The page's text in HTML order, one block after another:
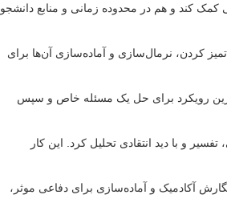
کند و هم در محدوده زمانی و منابع دانشجو
کردن، نرمال‌سازی و آماده‌سازی آن‌ها برای
رویکرد برای حل یک مسئله خاص و سپس
و با دید انتقادی تحلیل کرد. این کار
آکادمیک و آماده‌سازی برای دفاعی موثر،